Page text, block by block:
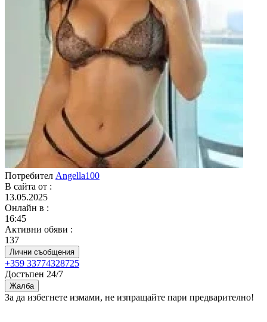
Потребител Angella100
В сайта от :
13.05.2025
Онлайн в :
16:45
Активни обяви :
137
Лични съобщения
+359 33774328725
Достъпен 24/7
Жалба
За да избегнете измами, не изпращайте пари предварително!